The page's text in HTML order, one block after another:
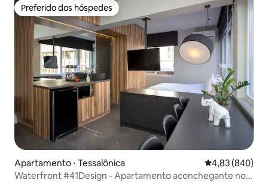
Preferido dos hóspedes
Preferido dos hóspedes
Apartamento ⋅ Tessalônica 4,83 de uma
4,83 (840)
Waterfront #41Design - Apartamento aconchegante no